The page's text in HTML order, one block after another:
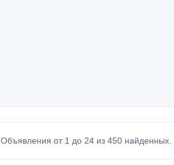
Объявления от 1 до 24 из 450 найденных.